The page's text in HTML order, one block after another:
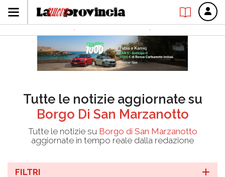
Tutte le notizie aggiornate su
Borgo Di San Marzanotto
Tutte le notizie su Borgo di San Marzanotto
aggiornate in tempo reale dalla redazione
FILTRI